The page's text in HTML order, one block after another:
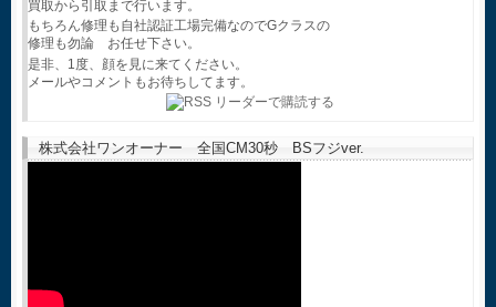
買取から引取まで行います。
もちろん修理も自社認証工場完備なのでGクラスの
修理も勿論 お任せ下さい。
是非、1度、顔を見に来てください。
メールやコメントもお待ちしてます。
株式会社ワンオーナー 全国CM30秒 BSフジver.